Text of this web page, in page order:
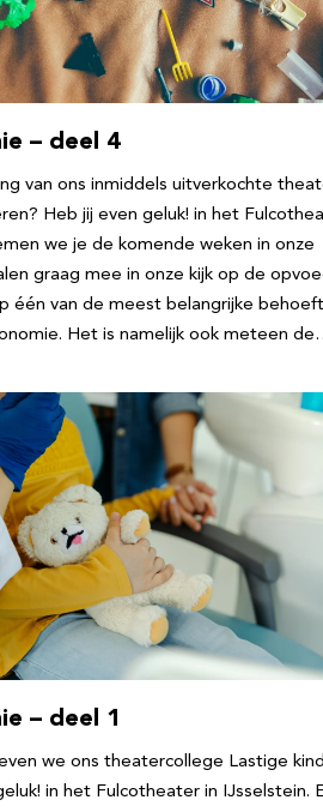
– deel 4
van ons inmiddels uitverkochte
Heb jij even geluk! in het
we je de komende weken in onze
graag mee in onze kijk op de
één van de meest belangrijke
Het is namelijk ook meteen
– deel 1
we ons theatercollege Lastige
in het Fulcotheater in IJsselstein.